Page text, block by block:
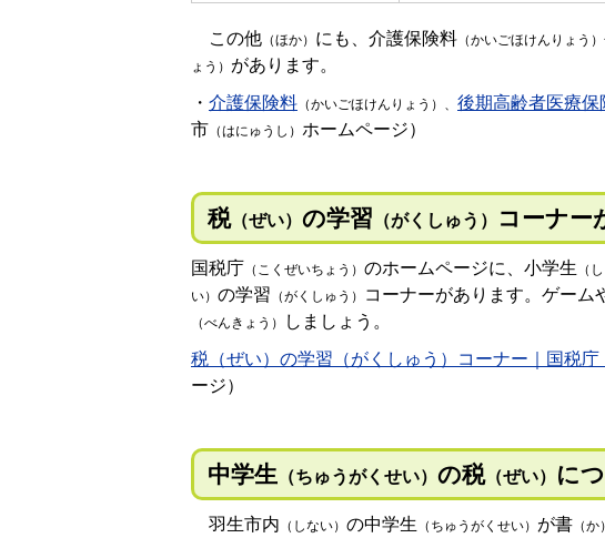
この他 （ほか） にも、介護保険料 （かいごほけんりょう）
ょう） があります。
・ 介護保険料 （かいごほけんりょう） 、 後期高齢者医療保
市 （はにゅうし） ホームページ）
税（ぜい） の学習 （がくしゅう） コーナー
国税庁 （こくぜいちょう） のホームページに、小学生 （
い） の学習 （がくしゅう） コーナーがあります。ゲーム
（べんきょう）
しましょう。
税（ぜい）の学習（がくしゅう）コーナー｜国税庁
ージ）
中学生 （ちゅうがくせい） の税（ぜい） に
羽生市内 （しない） の中学生 （ちゅうがくせい） が書 （か）